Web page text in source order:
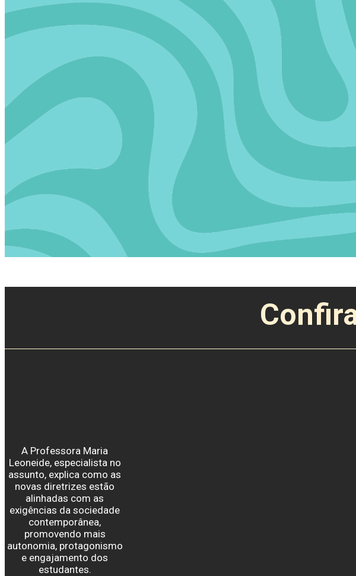
A Professora Maria
Leoneide, especialista no
assunto, explica como as
novas diretrizes estão
alinhadas com as
exigências da sociedade
contemporânea,
promovendo mais
autonomia, protagonismo
e engajamento dos
estudantes.